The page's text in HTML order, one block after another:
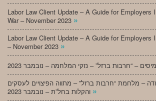
Labor Law Client Update – A Guide for Employers
War – November 2023 »
Labor Law Client Update – A Guide for Employers
– November 2023 »
– מלחמת “חרבות ברזל” – מתווה הפיצויים לעסקים
»